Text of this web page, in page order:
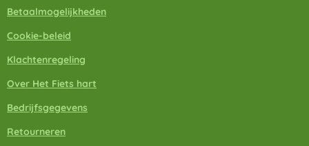
Betaalmogelijkheden
Cookie-beleid
Klachtenregeling
Over Het Fiets hart
Bedrijfsgegevens
Retourneren